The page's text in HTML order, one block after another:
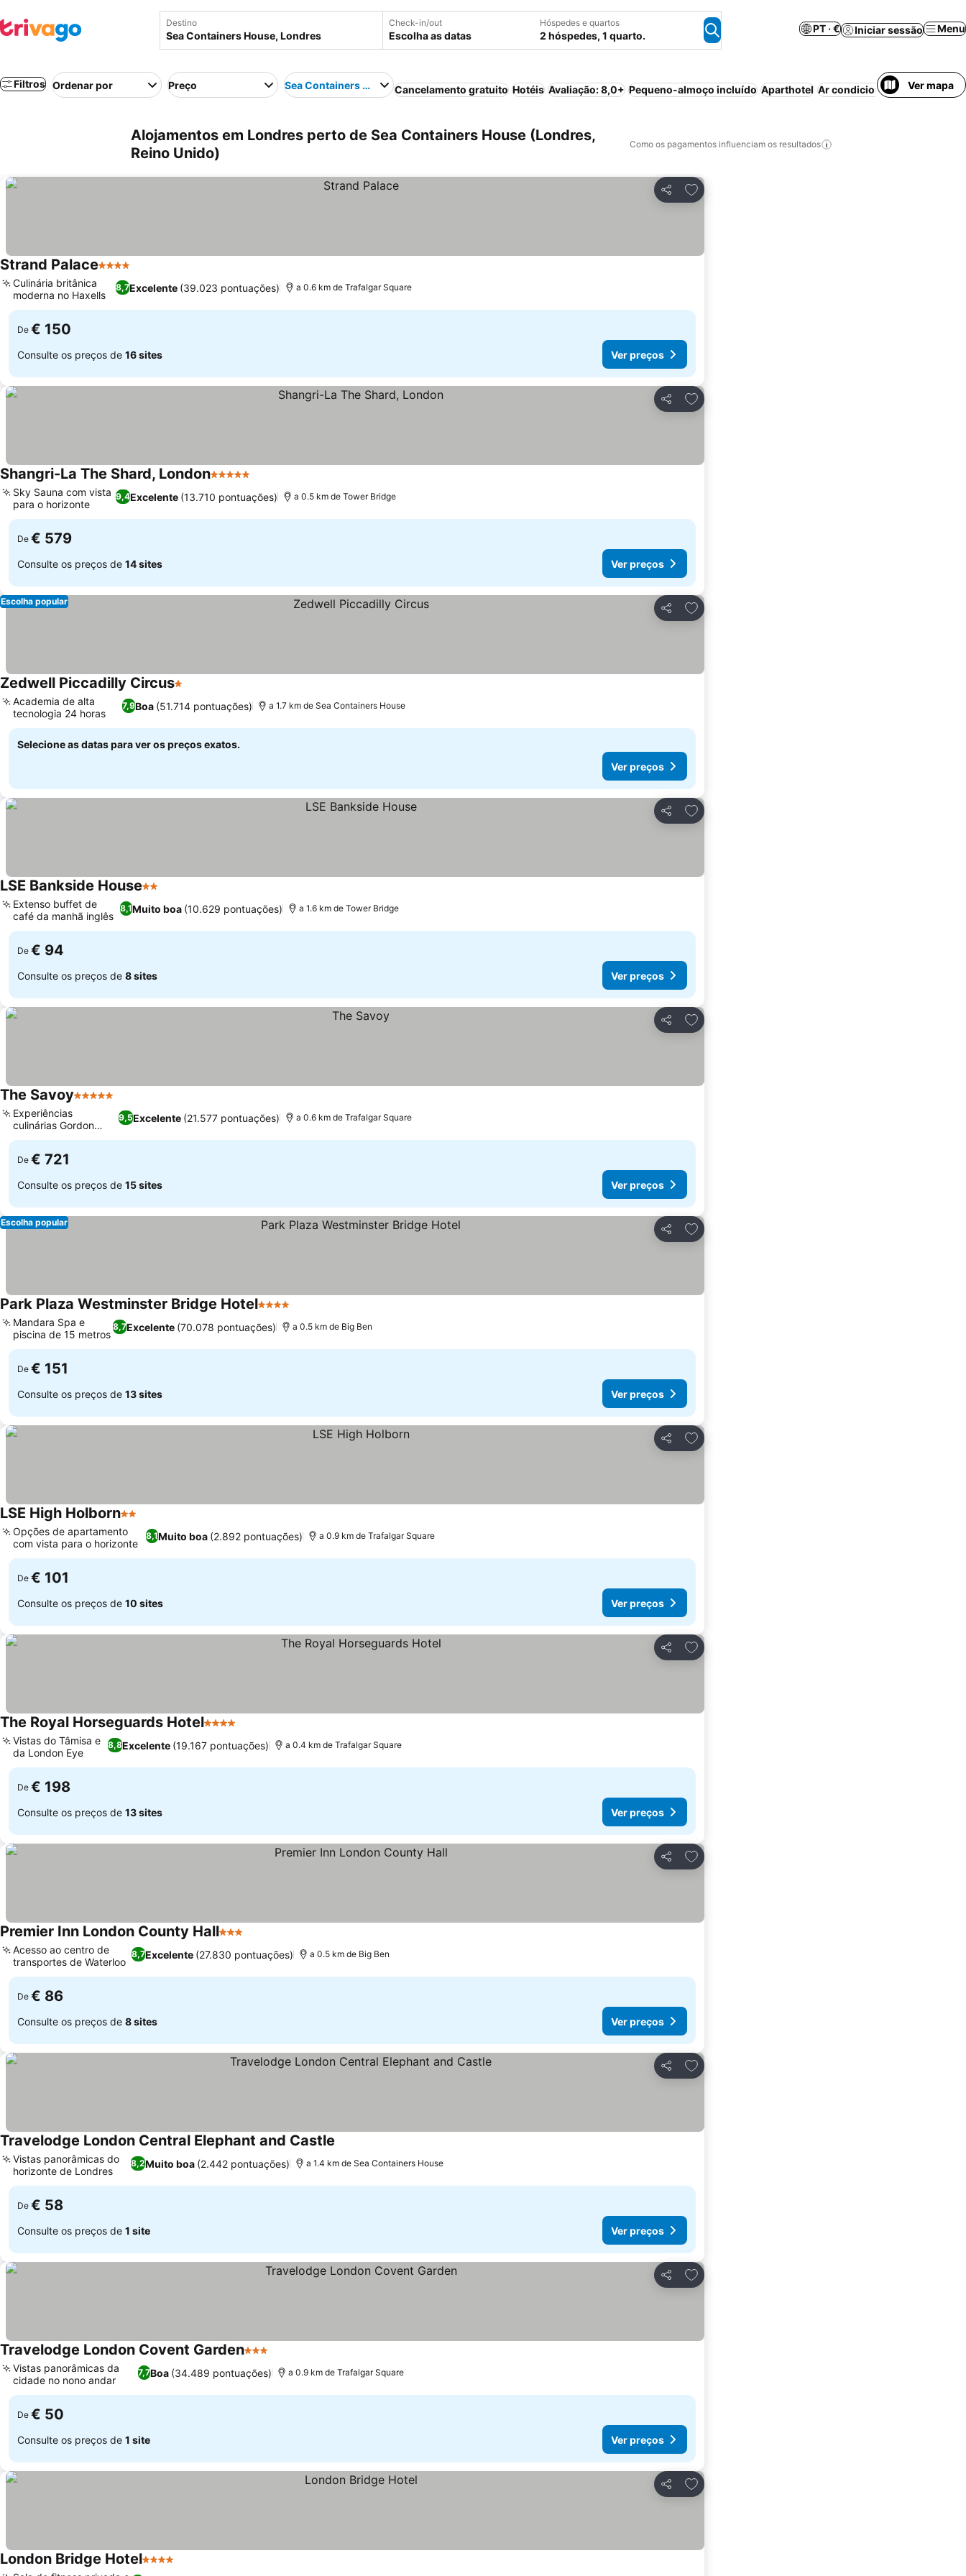
Destino Check-in/out
Escolha as datas
Hóspedes e quartos
2 hóspedes, 1 quarto.
PT · € Iniciar sessão Menu
Filtros Ordenar por Preço Sea Containers HouseCancelamento gratuito Hotéis Avaliação: 8,0+ Pequeno-almoço incluído Aparthotel Ar condicionado Wi-fi
Ver mapa
Alojamentos em Londres perto de Sea Containers House (Londres,
Reino Unido)
Como os pagamentos influenciam os resultados
Partilhar
Adicionar aos favoritos
Strand Palace4 Estrelas
8,7Excelente (39.023 pontuações)
Culinária britânica
moderna no Haxells
a 0.6 km de Trafalgar Square
De € 150
Consulte os preços de 16 sites Ver preços
Partilhar
Adicionar aos favoritos
Shangri-La The Shard, London5 Estrelas
9,4Excelente (13.710 pontuações)
Sky Sauna com vista
para o horizonte
a 0.5 km de Tower Bridge
De € 579
Consulte os preços de 14 sites Ver preços
Partilhar
Adicionar aos favoritos
Escolha popular
Zedwell Piccadilly Circus1 Estrelas
7,9Boa (51.714 pontuações)
Academia de alta
tecnologia 24 horas
a 1.7 km de Sea Containers House
Selecione as datas para ver os preços exatos.
Ver preços
Partilhar
Adicionar aos favoritos
LSE Bankside House2 Estrelas
8,1Muito boa (10.629 pontuações)
Extenso buffet de
café da manhã inglês
a 1.6 km de Tower Bridge
De € 94
Consulte os preços de 8 sites Ver preços
Partilhar
Adicionar aos favoritos
The Savoy5 Estrelas
9,5Excelente (21.577 pontuações)
Experiências
culinárias Gordon
Ramsay
a 0.6 km de Trafalgar Square
De € 721
Consulte os preços de 15 sites Ver preços
Partilhar
Adicionar aos favoritos
Escolha popular
Park Plaza Westminster Bridge Hotel4 Estrelas
8,7Excelente (70.078 pontuações)
Mandara Spa e
piscina de 15 metros
a 0.5 km de Big Ben
De € 151
Consulte os preços de 13 sites Ver preços
Partilhar
Adicionar aos favoritos
LSE High Holborn2 Estrelas
8,1Muito boa (2.892 pontuações)
Opções de apartamento
com vista para o horizonte
a 0.9 km de Trafalgar Square
De € 101
Consulte os preços de 10 sites Ver preços
Partilhar
Adicionar aos favoritos
The Royal Horseguards Hotel4 Estrelas
8,8Excelente (19.167 pontuações)
Vistas do Tâmisa e
da London Eye
a 0.4 km de Trafalgar Square
De € 198
Consulte os preços de 13 sites Ver preços
Partilhar
Adicionar aos favoritos
Premier Inn London County Hall3 Estrelas
8,7Excelente (27.830 pontuações)
Acesso ao centro de
transportes de Waterloo
a 0.5 km de Big Ben
De € 86
Consulte os preços de 8 sites Ver preços
Partilhar
Adicionar aos favoritos
Travelodge London Central Elephant and Castle
8,2Muito boa (2.442 pontuações)
Vistas panorâmicas do
horizonte de Londres
a 1.4 km de Sea Containers House
De € 58
Consulte os preços de 1 site Ver preços
Partilhar
Adicionar aos favoritos
Travelodge London Covent Garden3 Estrelas
7,7Boa (34.489 pontuações)
Vistas panorâmicas da
cidade no nono andar
a 0.9 km de Trafalgar Square
De € 50
Consulte os preços de 1 site Ver preços
Partilhar
Adicionar aos favoritos
London Bridge Hotel4 Estrelas